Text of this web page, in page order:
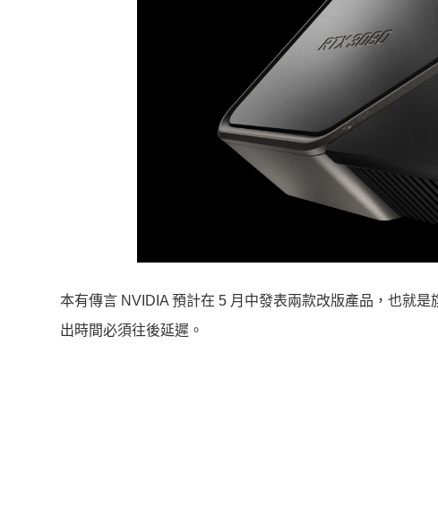
本有傳言 NVIDIA 預計在 5 月中發表兩款改版產品，也就
出時間必須往後延遲。